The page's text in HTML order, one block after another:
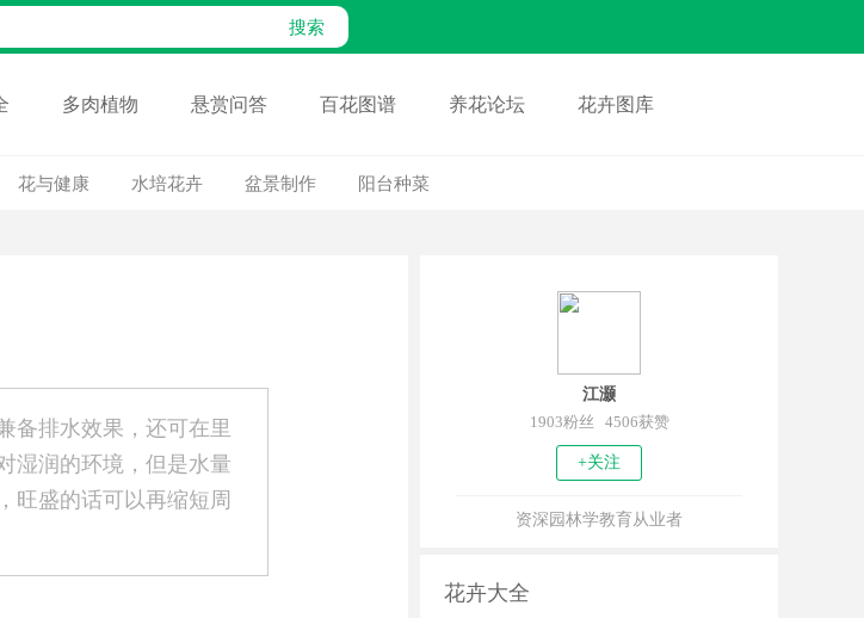
多肉植物 悬赏问答 百花图谱 养花论坛 花卉图库
花与健康 水培花卉 盆景制作 阳台种菜
备排水效果，还可在里
湿润的环境，但是水量
旺盛的话可以再缩短周
江灏
1903粉丝 4506获赞
+关注
资深园林学教育从业者
花卉大全